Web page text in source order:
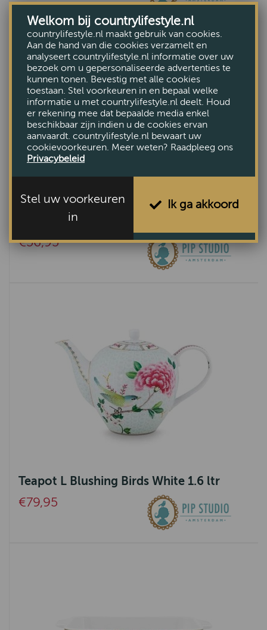
Storage jar Lily & Lotus Groen 1.5L
€56,95
Teapot L Blushing Birds White 1.6 ltr
€79,95
Welkom bij countrylifestyle.nl
countrylifestyle.nl maakt gebruik van cookies.
Aan de hand van die cookies verzamelt en
analyseert countrylifestyle.nl informatie over uw
bezoek om u gepersonaliseerde advertenties te
kunnen tonen. Bevestig met alle cookies
toestaan. Stel voorkeuren in en bepaal welke
informatie u met countrylifestyle.nl deelt. Houd
er rekening mee dat bepaalde media enkel
beschikbaar zijn indien u de cookies ervan
aanvaardt. countrylifestyle.nl bewaart uw
cookievoorkeuren. Meer weten? Raadpleeg ons
Privacybeleid
Stel uw voorkeuren
in
Ik ga akkoord